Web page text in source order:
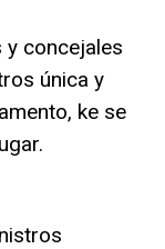
concejales
única y
ke se